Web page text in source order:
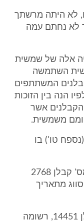
לא היתה מרשתך
לא נחתם עמה
אלה של שמשית
השתמשה
המשתתפים
הנה בין הזוכות
אשר
משמשית.
טו') בו
"1. זליג שניידרמן חב' לבנין בע"מ, מס' קבלן 2768
100 בניה בסווג ג4- (הסווג מתאריך
2. אשדות יזום ובניה בע"מ, מס' קבלן 14451, רשומה